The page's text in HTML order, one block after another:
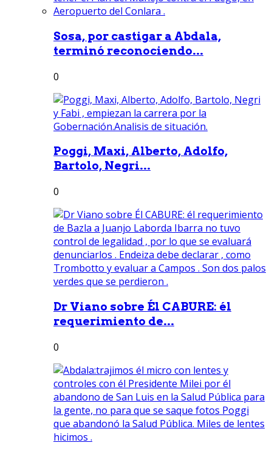
Sosa, por castigar a Abdala,
terminó reconociendo...
0
Poggi, Maxi, Alberto, Adolfo,
Bartolo, Negri...
0
Dr Viano sobre Él CABURE: él
requerimiento de...
0